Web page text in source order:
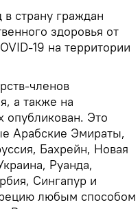
страну граждан
здоровья от
19 на территории
членов
а также на
опубликован. Это
Арабские Эмираты,
Бахрейн, Новая
Руанда,
Сингапур и
любым способом